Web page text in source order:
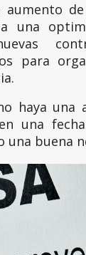
aumento
una
para
haya una
una
una buena